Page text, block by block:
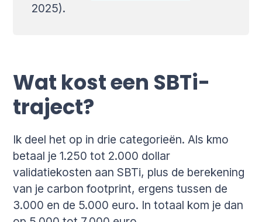
2025).
Wat kost een SBTi-
traject?
Ik deel het op in drie categorieën. Als kmo
betaal je 1.250 tot 2.000 dollar
validatiekosten aan SBTi, plus de berekening
van je carbon footprint, ergens tussen de
3.000 en de 5.000 euro. In totaal kom je dan